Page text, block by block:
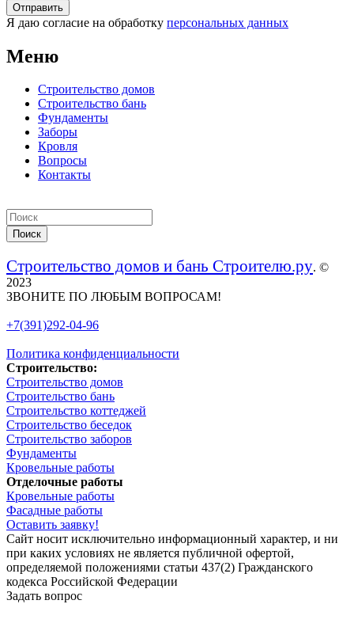
Я даю согласие на обработку персональных данных
Меню
Строительство домов
Строительство бань
Фундаменты
Заборы
Кровля
Вопросы
Контакты
Строительство домов и бань Строителю.ру. ©
2023
ЗВОНИТЕ ПО ЛЮБЫМ ВОПРОСАМ!
+7(391)292-04-96
Политика конфиденциальности
Строительство:
Строительство домов
Строительство бань
Строительство коттеджей
Строительство беседок
Строительство заборов
Фундаменты
Кровельные работы
Отделочные работы
Кровельные работы
Фасадные работы
Оставить заявку!
Сайт носит исключительно информационный характер, и ни
при каких условиях не является публичной офертой,
определяемой положениями статьи 437(2) Гражданского
кодекса Российской Федерации
Задать вопрос